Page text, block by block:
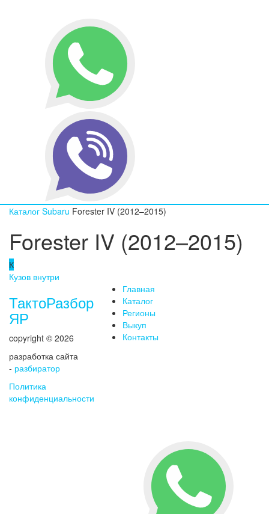
Каталог Subaru Forester IV (2012–2015)
Forester IV (2012–2015)
К
Кузов внутри
ТактоРазбор
ЯР
copyright © 2026
разработка сайта
- разбиратор
Политика
конфиденциальности
Главная
Каталог
Регионы
Выкуп
Контакты